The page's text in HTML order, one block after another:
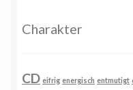
Charakter
CD eifrig energisch entmutigt